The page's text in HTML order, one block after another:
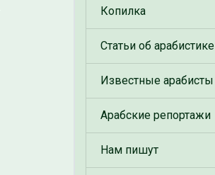
Копилка
Статьи об арабистике
Известные арабисты
Арабские репортажи
Нам пишут